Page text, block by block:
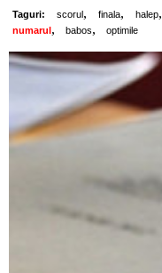
Taguri: scorul, finala, halep,
numarul , babos, optimile